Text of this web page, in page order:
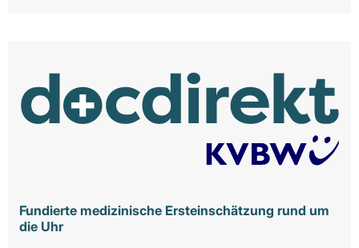
Fundierte medizinische Ersteinschätzung rund um
die Uhr